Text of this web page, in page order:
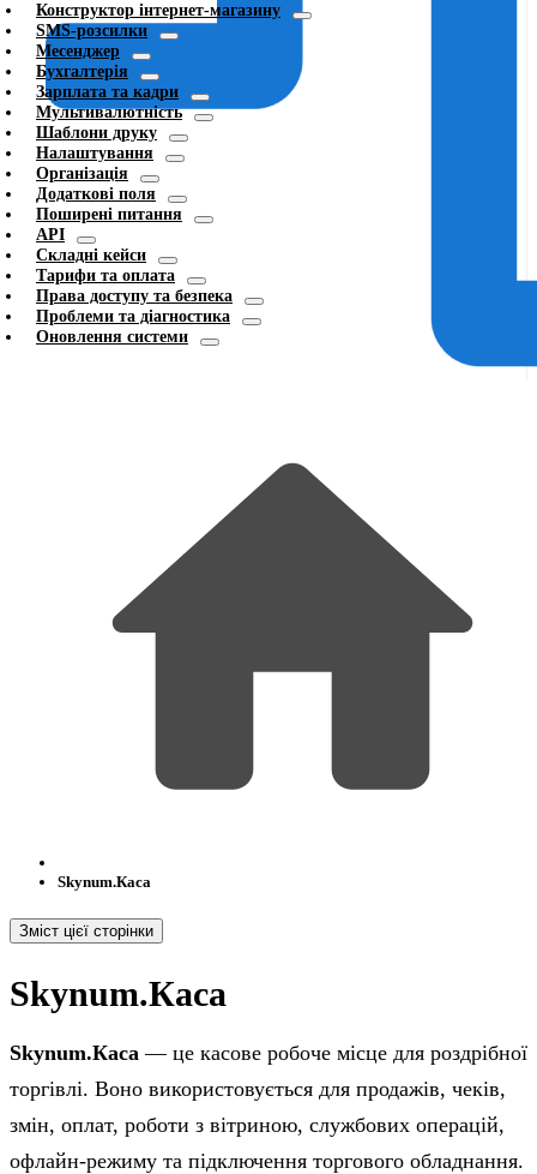
Конструктор інтернет-магазину
SMS-розсилки
Месенджер
Бухгалтерія
Зарплата та кадри
Мультивалютність
Шаблони друку
Налаштування
Організація
Додаткові поля
Поширені питання
API
Складні кейси
Тарифи та оплата
Права доступу та безпека
Проблеми та діагностика
Оновлення системи
Skynum.Каса
Зміст цієї сторінки
Skynum.Каса
Skynum.Каса — це касове робоче місце для роздрібної
торгівлі. Воно використовується для продажів, чеків,
змін, оплат, роботи з вітриною, службових операцій,
офлайн-режиму та підключення торгового обладнання.